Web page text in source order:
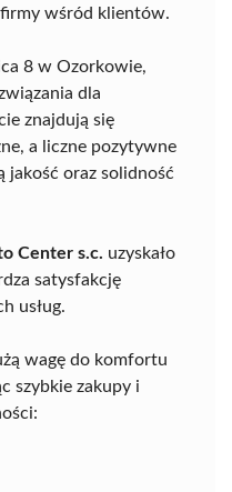
wśród klientów.
8 w Ozorkowie,
dla
znajdują się
a liczne pozytywne
jakość oraz solidność
Center s.c. uzyskało
satysfakcję
usług.
wagę do komfortu
szybkie zakupy i